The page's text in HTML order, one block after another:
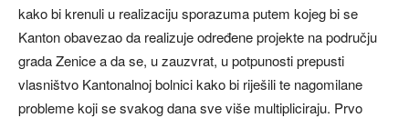
kako bi krenuli u realizaciju sporazuma putem kojeg bi se
Kanton obavezao da realizuje određene projekte na području
grada Zenice a da se, u zauzvrat, u potpunosti prepusti
vlasništvo Kantonalnoj bolnici kako bi riješili te nagomilane
probleme koji se svakog dana sve više multipliciraju. Prvo